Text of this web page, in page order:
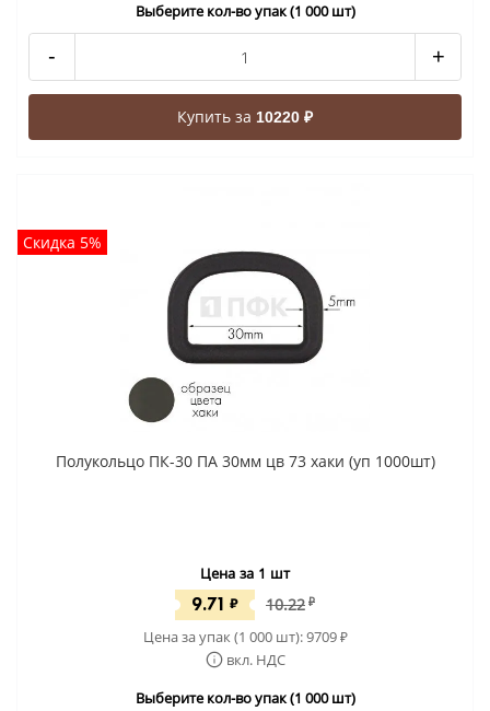
Выберите кол-во упак (1 000 шт)
- +
Купить за 10220 ₽
Скидка 5%
Полукольцо ПК-30 ПА 30мм цв 73 хаки (уп 1000шт)
Цена за 1 шт
9.71 ₽ 10.22 ₽
Цена за упак (1 000 шт):9709₽
вкл. НДС
Выберите кол-во упак (1 000 шт)